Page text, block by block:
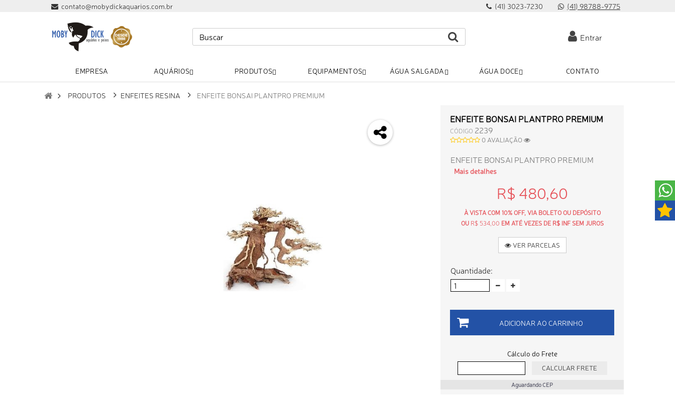
contato@mobydickaquarios.com.br (41) 3023-7230 (41) 98788-9775
Entrar
EMPRESA AQUÁRIOS PRODUTOS EQUIPAMENTOS ÁGUA SALGADA ÁGUA DOCE CONTATO
PRODUTOS ENFEITES RESINA ENFEITE BONSAI PLANTPRO PREMIUM
ENFEITE BONSAI PLANTPRO PREMIUM
CÓDIGO 2239
0 AVALIAÇÃO
ENFEITE BONSAI PLANTPRO PREMIUM
Mais detalhes
R$ 480,60
À VISTA COM 10% OFF, VIA BOLETO OU DEPÓSITO
OU R$ 534,00 EM ATÉ VEZES DE R$ INF SEM JUROS
VER PARCELAS
Quantidade:
ADICIONAR AO CARRINHO
Cálculo do Frete
Aguardando CEP